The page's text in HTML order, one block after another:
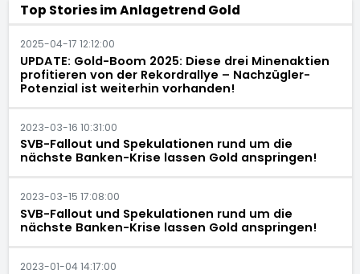
Top Stories im Anlagetrend Gold
2025-04-17 12:12:00
UPDATE: Gold-Boom 2025: Diese drei Minenaktien
profitieren von der Rekordrallye – Nachzügler-
Potenzial ist weiterhin vorhanden!
2023-03-16 10:31:00
SVB-Fallout und Spekulationen rund um die
nächste Banken-Krise lassen Gold anspringen!
2023-03-15 17:08:00
SVB-Fallout und Spekulationen rund um die
nächste Banken-Krise lassen Gold anspringen!
2023-01-04 14:17:00